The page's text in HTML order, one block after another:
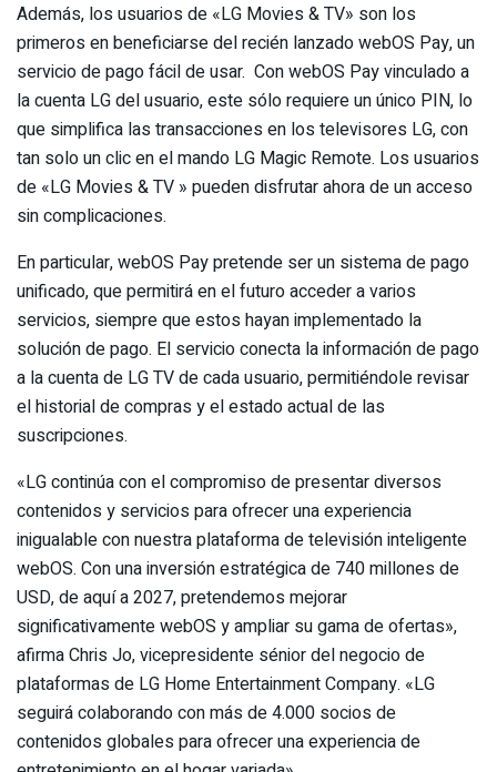
Además, los usuarios de «LG Movies & TV» son los
primeros en beneficiarse del recién lanzado webOS Pay, un
servicio de pago fácil de usar. Con webOS Pay vinculado a
la cuenta LG del usuario, este sólo requiere un único PIN, lo
que simplifica las transacciones en los televisores LG, con
tan solo un clic en el mando LG Magic Remote. Los usuarios
de «LG Movies & TV » pueden disfrutar ahora de un acceso
sin complicaciones.
En particular, webOS Pay pretende ser un sistema de pago
unificado, que permitirá en el futuro acceder a varios
servicios, siempre que estos hayan implementado la
solución de pago. El servicio conecta la información de pago
a la cuenta de LG TV de cada usuario, permitiéndole revisar
el historial de compras y el estado actual de las
suscripciones.
«LG continúa con el compromiso de presentar diversos
contenidos y servicios para ofrecer una experiencia
inigualable con nuestra plataforma de televisión inteligente
webOS. Con una inversión estratégica de 740 millones de
USD, de aquí a 2027, pretendemos mejorar
significativamente webOS y ampliar su gama de ofertas»,
afirma Chris Jo, vicepresidente sénior del negocio de
plataformas de LG Home Entertainment Company. «LG
seguirá colaborando con más de 4.000 socios de
contenidos globales para ofrecer una experiencia de